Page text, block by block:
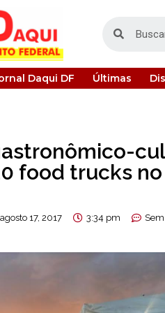
Daqui DF Últimas
food trucks
agosto 17, 2017 3:34 pm